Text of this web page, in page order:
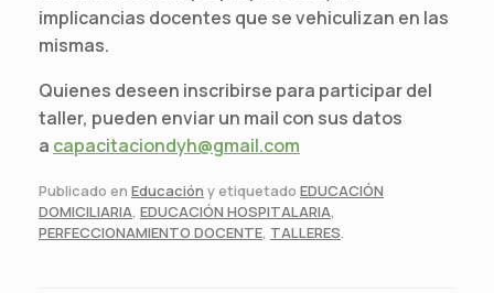
implicancias docentes que se vehiculizan en las
mismas.
Quienes deseen inscribirse para participar del
taller, pueden enviar un mail con sus datos
a capacitaciondyh@gmail.com
Publicado en Educación y etiquetado EDUCACIÓN
DOMICILIARIA, EDUCACIÓN HOSPITALARIA,
PERFECCIONAMIENTO DOCENTE, TALLERES.